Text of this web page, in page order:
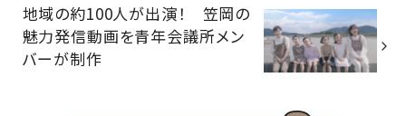
地域の約100人が出演！ 笠岡の
魅力発信動画を青年会議所メン
バーが制作